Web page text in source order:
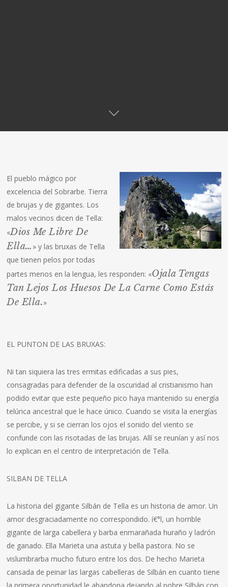
El pueblo mágico por
excelencia del Sobrarbe. Tierra
de brujas y de gigantes. Los
malos vecinos dicen de Tella:
«Dios Me Libre De
Ella… » y las bruxas de Tella
que tienen pelos por todas
partes menos en la lengua, les responden: «Ojala Tengas
Tan Lejos Los Huesos De La Carne Como Estás
De Ella.»
EL PUNTON DE LAS BRUXAS:
Ni tan siquiera las tres ermitas edificadas a sus pies,
consagradas para defender de la oscuridad al cristianismo han
podido evitar que este pequeño pico haya mantenido su energí­a
telúrica ancestral que le hace único. Cuando se visita la energí­as
se percibe, y si se cierran los ojos el sonido del viento se
confunde con las risotadas de las brujas. Allí­ se reuní­an y así­ nos
lo explican en el centro de interpretación de Tella.
SILBAN DE TELLA
La historia del gigante Silbán de Tella es un historia de amor. Un
amor desgraciadamente no correspondido. í€°l, un horrible
gigante de larga cabellera y barba enmarañada huraño y ladrón
de ganado. Ella Marieta una astuta y bella pastora. No se
vislumbrarba mucho futuro entre los dos. De hecho Marieta
cansada de peinar las largas cabelleras de Silbán en cuanto tiene